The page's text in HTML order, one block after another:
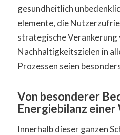
gesundheitlich
elemente, die
strategische Verankerung
Nachhaltigkeitszielen in
Prozessen seien
Von besonderer
Energiebilanz einer
Innerhalb dieser ganzen